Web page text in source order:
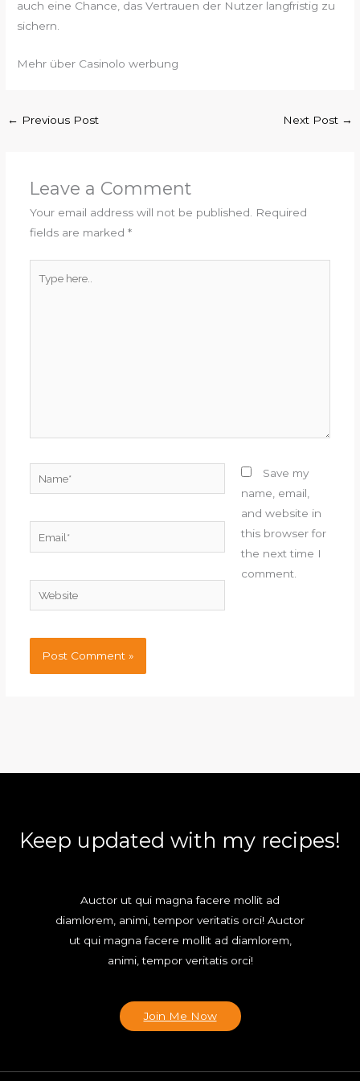
auch eine Chance, das Vertrauen der Nutzer langfristig zu
sichern.
Mehr über Casinolo werbung
← Previous Post Next Post →
Leave a Comment
Your email address will not be published. Required
fields are marked *
here..
Email*
Website
Save my
name, email,
and website in
this browser for
the next time I
comment.
Keep updated with my recipes!
Auctor ut qui magna facere mollit ad
diamlorem, animi, tempor veritatis orci! Auctor
ut qui magna facere mollit ad diamlorem,
animi, tempor veritatis orci!
Join Me Now